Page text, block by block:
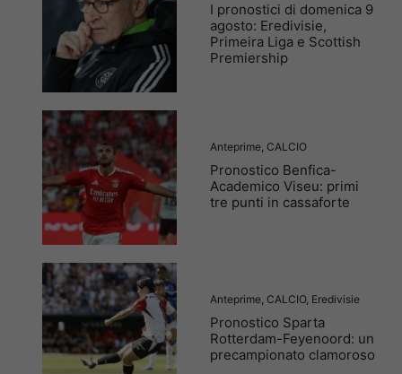
I pronostici di domenica 9
agosto: Eredivisie,
Primeira Liga e Scottish
Premiership
Anteprime, CALCIO
Pronostico Benfica-
Academico Viseu: primi
tre punti in cassaforte
Anteprime, CALCIO, Eredivisie
Pronostico Sparta
Rotterdam-Feyenoord: un
precampionato clamoroso